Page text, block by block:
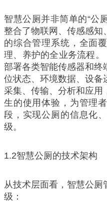
智慧公厕并非简单的“公
整合了物联网、传感感知
的综合管理系统，全面
理、养护的全业务流程
部署各类智能传感器和终
位状态、环境数据、设备
采集、传输、分析和应用
生的使用体验，为管理
段，实现公厕的信息化
级。
1.2智慧公厕的技术架构
从技术层面看，智慧公
级：